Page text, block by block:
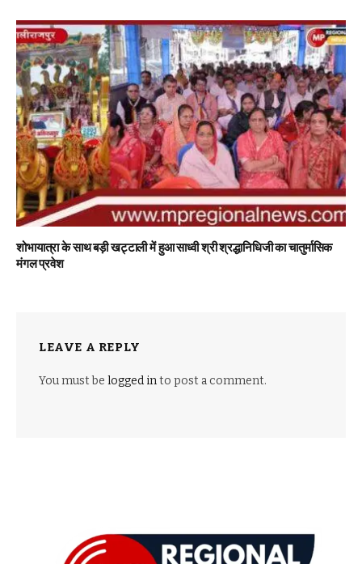
शोभायात्रा के साथ बड़ी खट्टाली में हुआ साध्वी श्री श्रद्धानिधिजी का चातुर्मासिक
मंगल प्रवेश
LEAVE A REPLY
You must be logged into post a comment.